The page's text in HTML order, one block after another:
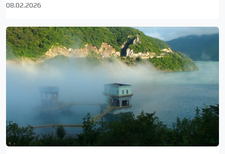
08.02.2026